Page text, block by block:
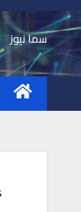
Skip
to
content
سما نيوز